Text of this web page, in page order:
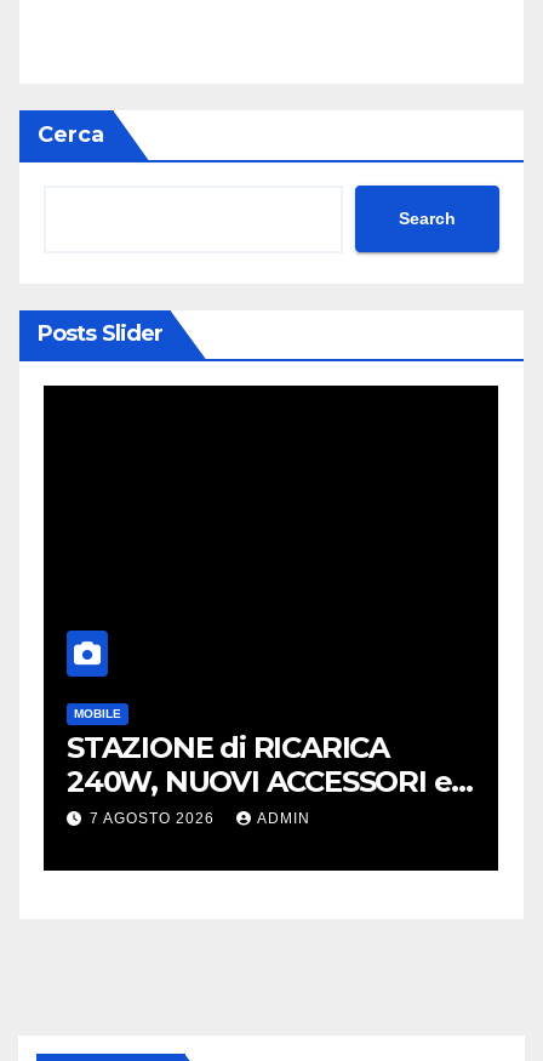
Cerca
Search
Posts Slider
MOBILE
STAZIONE di RICARICA
240W, NUOVI ACCESSORI e
CAVI 40Gb SBS
7 AGOSTO 2026 ADMIN